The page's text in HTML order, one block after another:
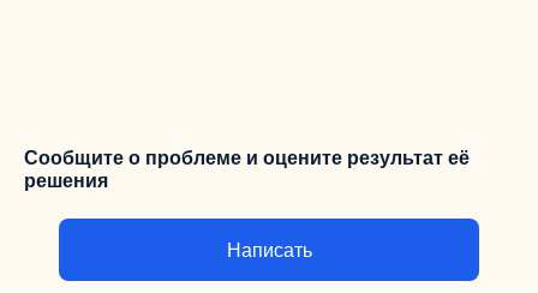
Сообщите о проблеме и оцените результат её
решения
Написать